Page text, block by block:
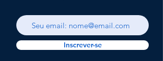
Inscrever-se